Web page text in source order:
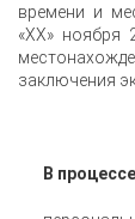
времени и
«ХХ» ноября
заключения
В